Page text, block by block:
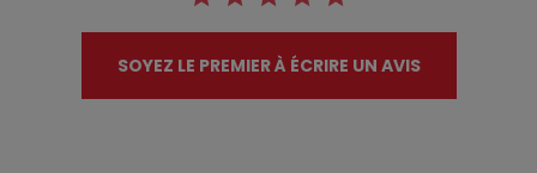
SOYEZ LE PREMIER À ÉCRIRE UN AVIS